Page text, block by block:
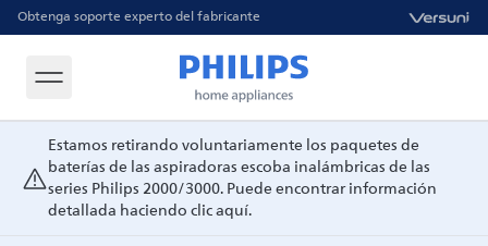
Obtenga soporte experto del fabricante
Estamos retirando voluntariamente los paquetes de
baterías de las aspiradoras escoba inalámbricas de las
series Philips 2000/3000. Puede encontrar información
detallada haciendo clic aquí.